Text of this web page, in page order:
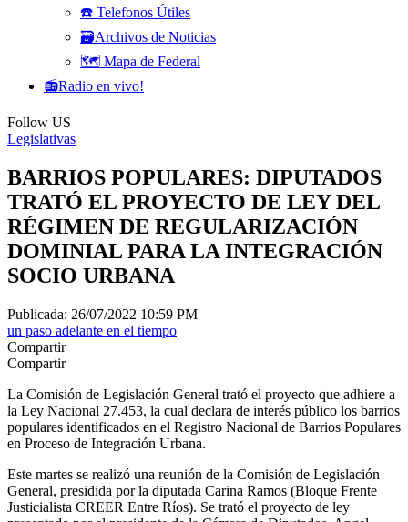
☎️ Telefonos Útiles
🗃️Archivos de Noticias
🗺️ Mapa de Federal
📻Radio en vivo!
Follow US
Legislativas
BARRIOS POPULARES: DIPUTADOS
TRATÓ EL PROYECTO DE LEY DEL
RÉGIMEN DE REGULARIZACIÓN
DOMINIAL PARA LA INTEGRACIÓN
SOCIO URBANA
Publicada: 26/07/2022 10:59 PM
un paso adelante en el tiempo
Compartir
Compartir
La Comisión de Legislación General trató el proyecto que adhiere a
la Ley Nacional 27.453, la cual declara de interés público los barrios
populares identificados en el Registro Nacional de Barrios Populares
en Proceso de Integración Urbana.
Este martes se realizó una reunión de la Comisión de Legislación
General, presidida por la diputada Carina Ramos (Bloque Frente
Justicialista CREER Entre Ríos). Se trató el proyecto de ley